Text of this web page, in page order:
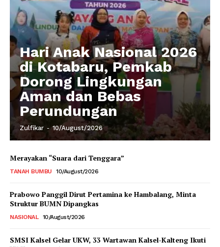
Hari Anak Nasional 2026
di Kotabaru, Pemkab
Dorong Lingkungan
Aman dan Bebas
Perundungan
Zulfikar - 10/August/2026
Merayakan “Suara dari Tenggara”
TANAH BUMBU 10/August/2026
Prabowo Panggil Dirut Pertamina ke Hambalang, Minta
Struktur BUMN Dipangkas
NASIONAL 10/August/2026
SMSI Kalsel Gelar UKW, 33 Wartawan Kalsel-Kalteng Ikuti